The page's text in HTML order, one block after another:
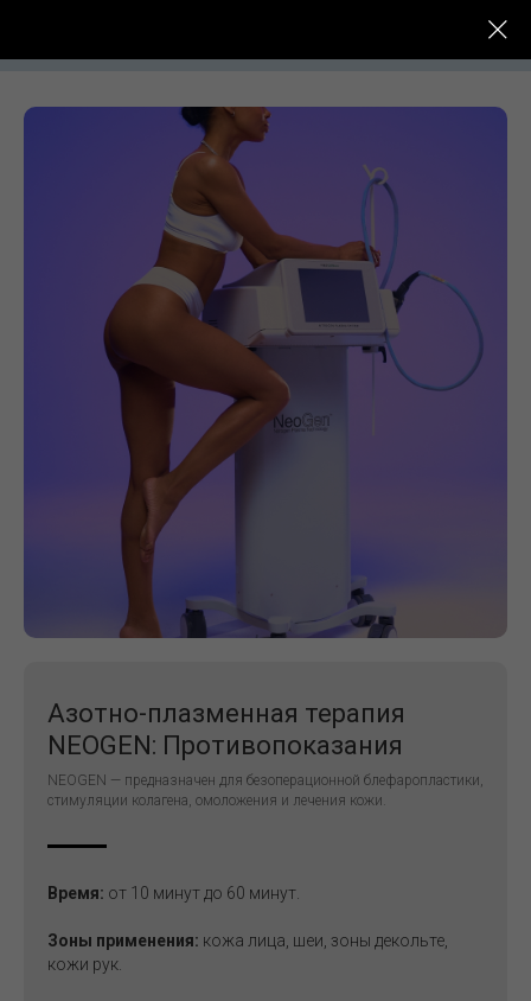
Азотно-плазменная терапия
NEOGEN: Противопоказания
NEOGEN — предназначен для безоперационной блефаропластики,
стимуляции колагена, омоложения и лечения кожи.
Время: от 10 минут до 60 минут.
Зоны применения: кожа лица, шеи, зоны декольте,
кожи рук.